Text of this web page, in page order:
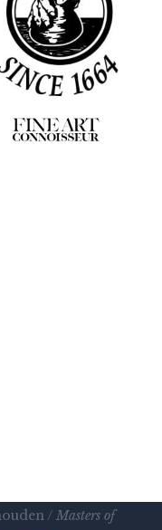
/ Masters of